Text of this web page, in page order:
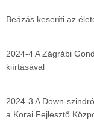
Beázás keseríti az
2024-4 A Zágrábi
kiírtásával
2024-3 A Down-
a Korai Fejlesztő